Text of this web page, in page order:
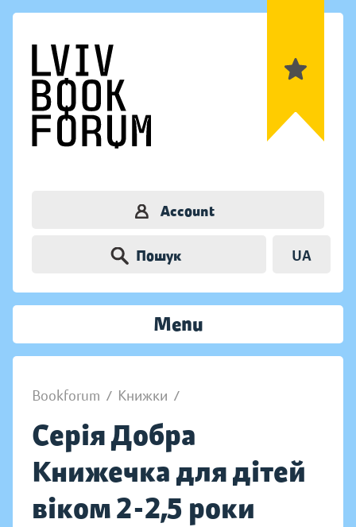
Account
Пошук UA
Menu
Bookforum / Книжки /
Серія Добра
Книжечка для дітей
віком 2-2,5 роки